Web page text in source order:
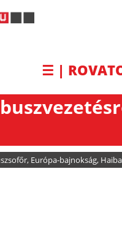
☰ |
, Európa-bajnokság,